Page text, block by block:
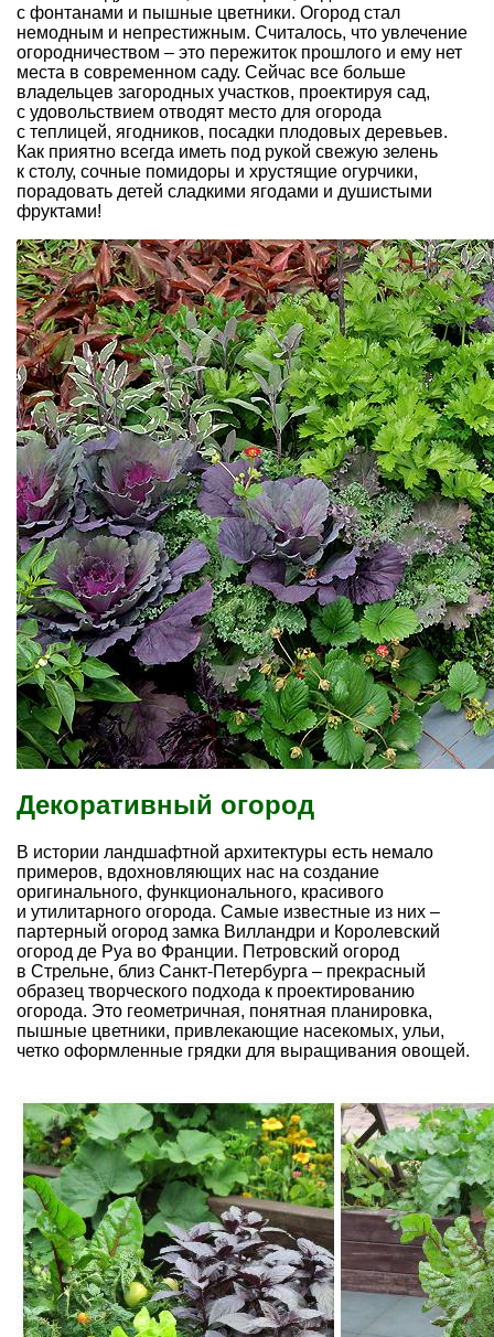
с фонтанами и пышные цветники. Огород стал
немодным и непрестижным. Считалось, что увлечение
огородничеством – это пережиток прошлого и ему нет
места в современном саду. Сейчас все больше
владельцев загородных участков, проектируя сад,
с удовольствием отводят место для огорода
с теплицей, ягодников, посадки плодовых деревьев.
Как приятно всегда иметь под рукой свежую зелень
к столу, сочные помидоры и хрустящие огурчики,
порадовать детей сладкими ягодами и душистыми
фруктами!
Декоративный огород
В истории ландшафтной архитектуры есть немало
примеров, вдохновляющих нас на создание
оригинального, функционального, красивого
и утилитарного огорода. Самые известные из них –
партерный огород замка Вилландри и Королевский
огород де Руа во Франции. Петровский огород
в Стрельне, близ Санкт-Петербурга – прекрасный
образец творческого подхода к проектированию
огорода. Это геометричная, понятная планировка,
пышные цветники, привлекающие насекомых, ульи,
четко оформленные грядки для выращивания овощей.